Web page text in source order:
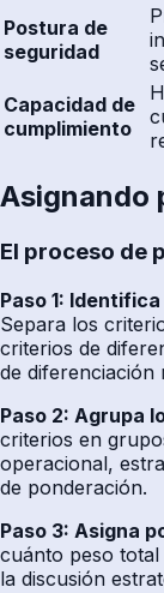
Postura de
seguridad
Capacidad de
cumplimiento
Asignando
El proceso de
Paso 1:
Separa los
criterios de
de diferenciación
Paso 2: Agrupa
criterios en
operacional,
de ponderación.
Paso 3: Asigna
cuánto peso
la discusión